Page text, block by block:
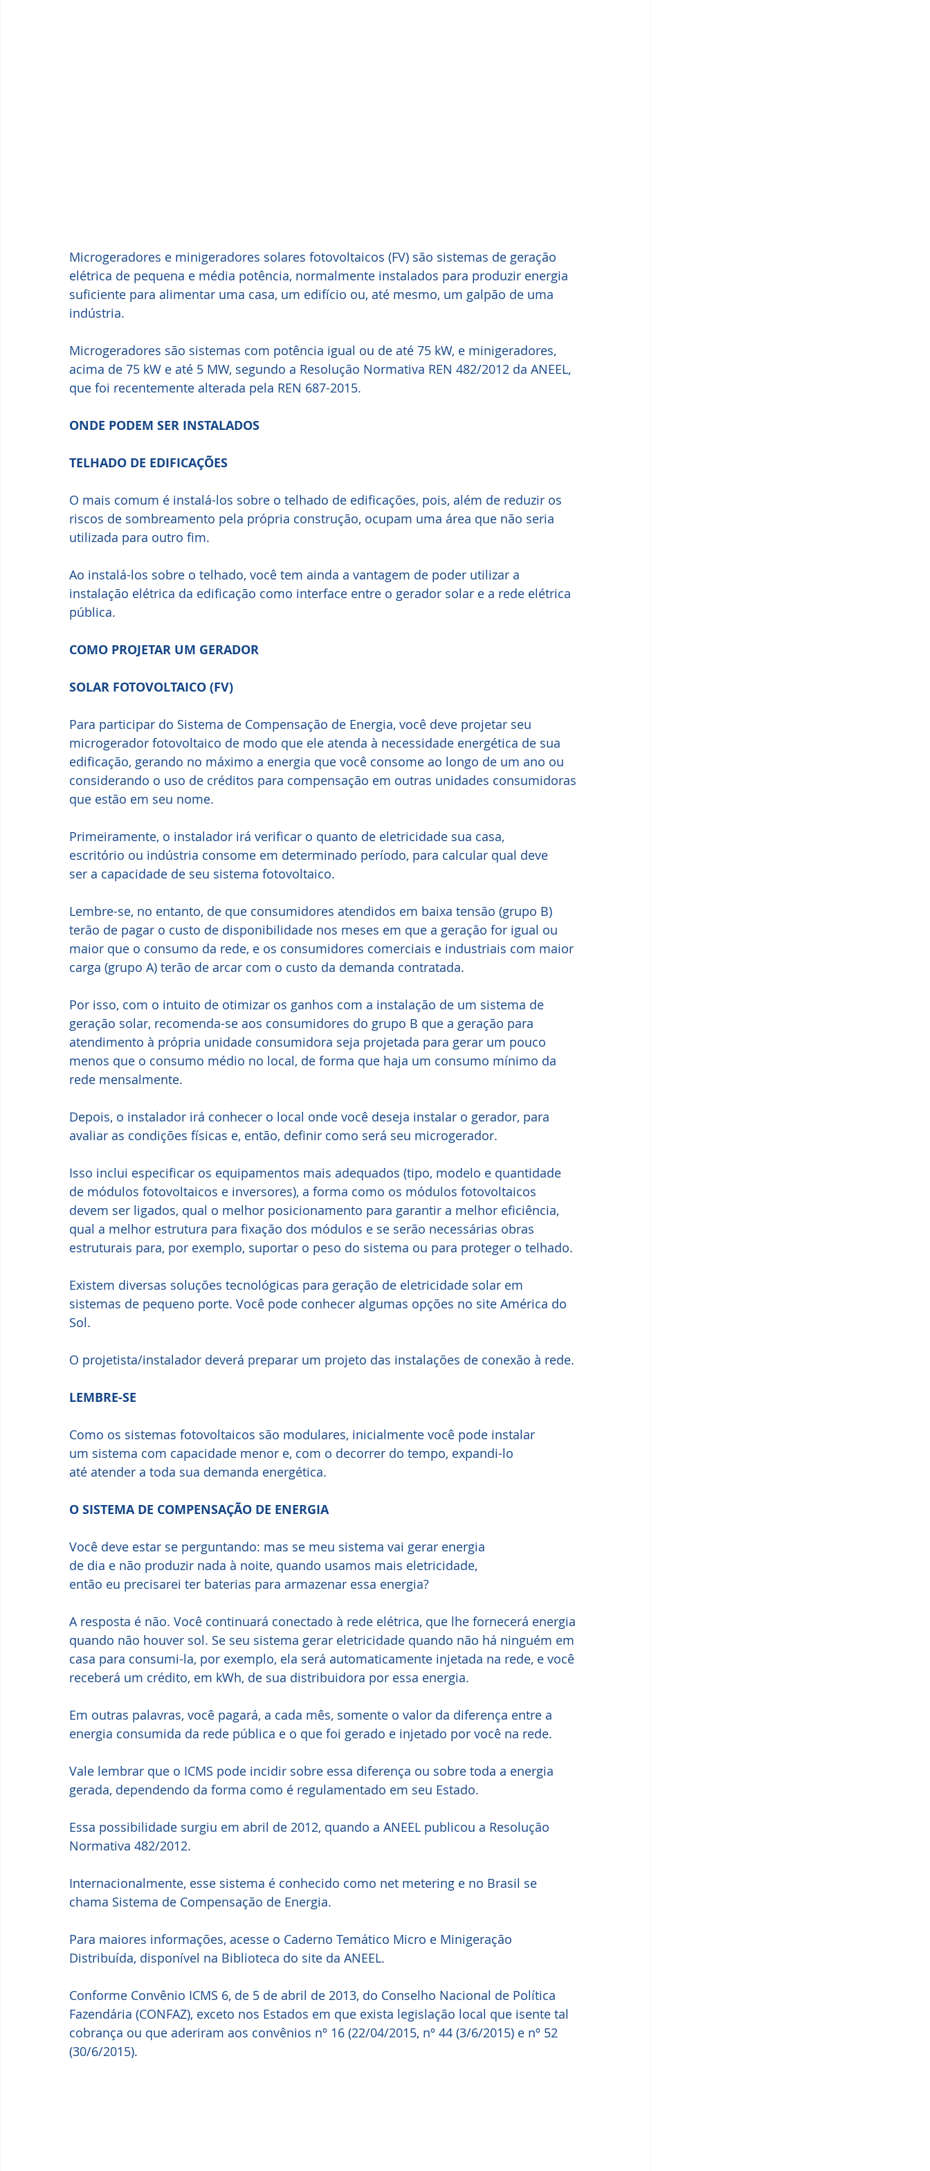
Microgeradores e minigeradores solares fotovoltaicos (FV) são sistemas de geração
elétrica de pequena e média potência, normalmente instalados para produzir energia
suficiente para alimentar uma casa, um edifício ou, até mesmo, um galpão de uma
indústria.
Microgeradores são sistemas com potência igual ou de até 75 kW, e minigeradores,
acima de 75 kW e até 5 MW, segundo a Resolução Normativa REN 482/2012 da ANEEL,
que foi recentemente alterada pela REN 687-2015.
ONDE PODEM SER INSTALADOS
TELHADO DE EDIFICAÇÕES
O mais comum é instalá-los sobre o telhado de edificações, pois, além de reduzir os
riscos de sombreamento pela própria construção, ocupam uma área que não seria
utilizada para outro fim.
Ao instalá-los sobre o telhado, você tem ainda a vantagem de poder utilizar a
instalação elétrica da edificação como interface entre o gerador solar e a rede elétrica
pública.
COMO PROJETAR UM GERADOR
SOLAR FOTOVOLTAICO (FV)
Para participar do Sistema de Compensação de Energia, você deve projetar seu
microgerador fotovoltaico de modo que ele atenda à necessidade energética de sua
edificação, gerando no máximo a energia que você consome ao longo de um ano ou
considerando o uso de créditos para compensação em outras unidades consumidoras
que estão em seu nome.
Primeiramente, o instalador irá verificar o quanto de eletricidade sua casa,
escritório ou indústria consome em determinado período, para calcular qual deve
ser a capacidade de seu sistema fotovoltaico.
Lembre-se, no entanto, de que consumidores atendidos em baixa tensão (grupo B)
terão de pagar o custo de disponibilidade nos meses em que a geração for igual ou
maior que o consumo da rede, e os consumidores comerciais e industriais com maior
carga (grupo A) terão de arcar com o custo da demanda contratada.
Por isso, com o intuito de otimizar os ganhos com a instalação de um sistema de
geração solar, recomenda-se aos consumidores do grupo B que a geração para
atendimento à própria unidade consumidora seja projetada para gerar um pouco
menos que o consumo médio no local, de forma que haja um consumo mínimo da
rede mensalmente.
Depois, o instalador irá conhecer o local onde você deseja instalar o gerador, para
avaliar as condições físicas e, então, definir como será seu microgerador.
Isso inclui especificar os equipamentos mais adequados (tipo, modelo e quantidade
de módulos fotovoltaicos e inversores), a forma como os módulos fotovoltaicos
devem ser ligados, qual o melhor posicionamento para garantir a melhor eficiência,
qual a melhor estrutura para fixação dos módulos e se serão necessárias obras
estruturais para, por exemplo, suportar o peso do sistema ou para proteger o telhado.
Existem diversas soluções tecnológicas para geração de eletricidade solar em
sistemas de pequeno porte. Você pode conhecer algumas opções no site América do
Sol.
O projetista/instalador deverá preparar um projeto das instalações de conexão à rede.
LEMBRE-SE
Como os sistemas fotovoltaicos são modulares, inicialmente você pode instalar
um sistema com capacidade menor e, com o decorrer do tempo, expandi-lo
até atender a toda sua demanda energética.
O SISTEMA DE COMPENSAÇÃO DE ENERGIA
Você deve estar se perguntando: mas se meu sistema vai gerar energia
de dia e não produzir nada à noite, quando usamos mais eletricidade,
então eu precisarei ter baterias para armazenar essa energia?
A resposta é não. Você continuará conectado à rede elétrica, que lhe fornecerá energia
quando não houver sol. Se seu sistema gerar eletricidade quando não há ninguém em
casa para consumi-la, por exemplo, ela será automaticamente injetada na rede, e você
receberá um crédito, em kWh, de sua distribuidora por essa energia.
Em outras palavras, você pagará, a cada mês, somente o valor da diferença entre a
energia consumida da rede pública e o que foi gerado e injetado por você na rede.
Vale lembrar que o ICMS pode incidir sobre essa diferença ou sobre toda a energia
gerada, dependendo da forma como é regulamentado em seu Estado.
Essa possibilidade surgiu em abril de 2012, quando a ANEEL publicou a Resolução
Normativa 482/2012.
Internacionalmente, esse sistema é conhecido como net metering e no Brasil se
chama Sistema de Compensação de Energia.
Para maiores informações, acesse o Caderno Temático Micro e Minigeração
Distribuída, disponível na Biblioteca do site da ANEEL.
Conforme Convênio ICMS 6, de 5 de abril de 2013, do Conselho Nacional de Política
Fazendária (CONFAZ), exceto nos Estados em que exista legislação local que isente tal
cobrança ou que aderiram aos convênios nº 16 (22/04/2015, nº 44 (3/6/2015) e nº 52
(30/6/2015).